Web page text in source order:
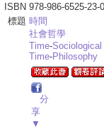
ISBN 978-986-6525-23-0
標題 時間
社會哲學
Time-
Time-Philosophy
分
享
▼